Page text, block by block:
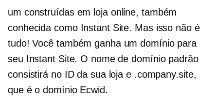
um construídas em loja online, também
conhecida como Instant Site. Mas isso não é
tudo! Você também ganha um domínio para
seu Instant Site. O nome de domínio padrão
consistirá no ID da sua loja e .company.site,
que é o domínio Ecwid.